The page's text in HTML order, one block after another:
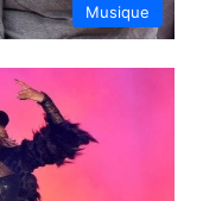
Musique